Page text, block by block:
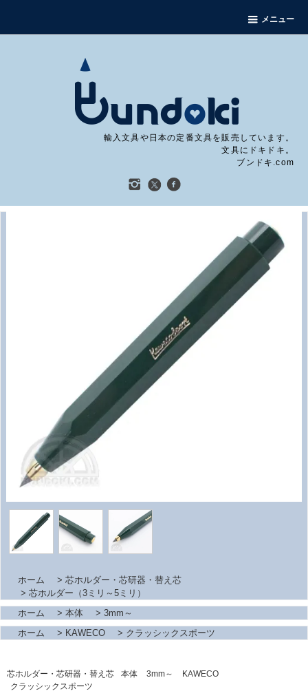
メニュー
輸入文具や日本の定番文具を販売しています。
文具にドキドキ。
ブンドキ.com
ホーム > 芯ホルダー・芯研器・替え芯
> 芯ホルダー（3ミリ～5ミリ）
ホーム
> 本体 > 3mm～
ホーム
> KAWECO > クラッシックスポーツ
芯ホルダー・芯研器・替え芯 本体 3mm～
KAWECO
クラッシックスポーツ